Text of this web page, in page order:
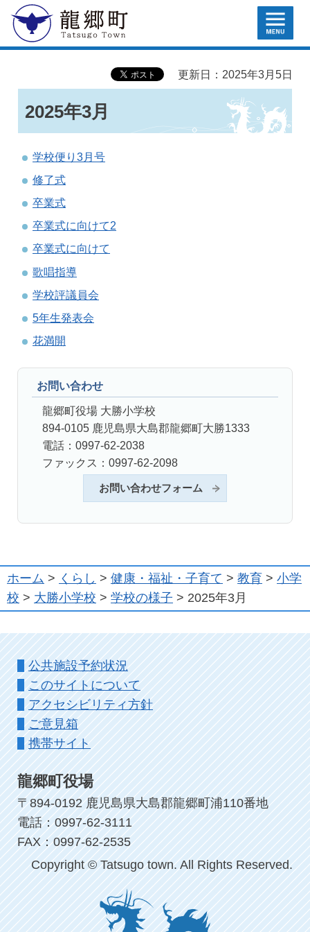
龍郷町 MENU
更新日：2025年3月5日
2025年3月
学校便り3月号
修了式
卒業式
卒業式に向けて2
卒業式に向けて
歌唱指導
学校評議員会
5年生発表会
花満開
お問い合わせ
龍郷町役場 大勝小学校
894-0105 鹿児島県大島郡龍郷町大勝1333
電話：0997-62-2038
ファックス：0997-62-2098
お問い合わせフォーム
ホーム > くらし > 健康・福祉・子育て > 教育 > 小学
校 > 大勝小学校 > 学校の様子 > 2025年3月
公共施設予約状況
このサイトについて
アクセシビリティ方針
ご意見箱
携帯サイト
龍郷町役場
〒894-0192 鹿児島県大島郡龍郷町浦110番地
電話：0997-62-3111
FAX：0997-62-2535
Copyright © Tatsugo town. All Rights Reserved.